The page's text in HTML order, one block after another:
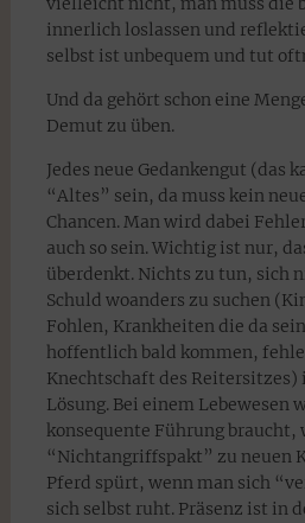
innerlich loslassen und
selbst ist unbequem und tut
Und da gehört schon eine
Demut zu üben.
Jedes neue Gedankengut (das
“Altes” sein, da muss kein
Chancen. Man wird dabei
auch so sein. Wichtig ist nur,
überdenkt. Nichts zu tun, sich
Schuld woanders zu suchen
Fohlen, Krankheiten die da
hoffentlich bald kommen,
Knechtschaft des Reitersitzes)
Lösung. Bei einem Lebewesen
konsequente Führung braucht,
“Nichtangriffspakt” zu neuen
Pferd spürt, wenn man sich
sich selbst ruht. Präsenz ist in